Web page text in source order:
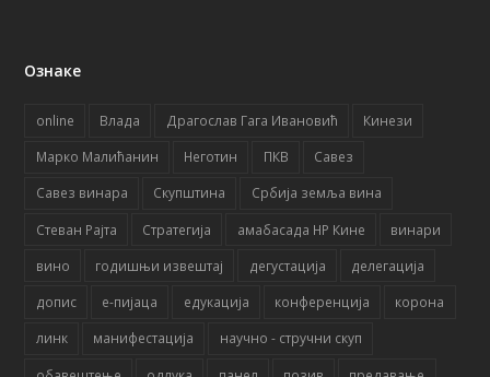
Ознаке
online Влада Драгослав Гага Ивановић
Кинези
Марко Малићанин
Неготин ПКВ
Савез
Савез винара
Скупштина
Србија земља вина
Стеван Рајта
Стратегија амабасада НР Кине
винари
вино
годишњи извештај дегустација
делегација
допис
е-пијаца едукација конференција
корона
линк
манифестација
научно - стручни скуп